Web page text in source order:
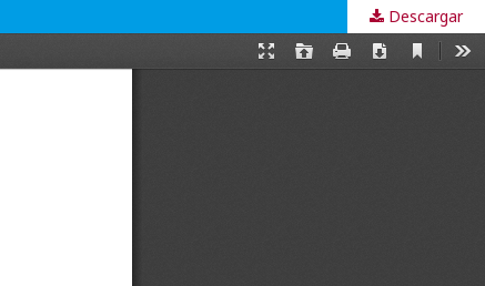
Descargar